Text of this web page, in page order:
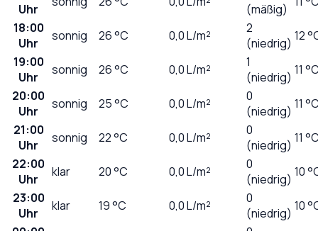
Uhr
(mäßig)
18:00
Uhr
sonnig 26°C 0,0L/m²
2
(niedrig) 12
19:00
Uhr
sonnig 26°C 0,0L/m²
1
(niedrig) 11
20:00
Uhr
sonnig 25°C 0,0L/m²
0
(niedrig) 11
21:00
Uhr
sonnig 22°C 0,0L/m²
0
(niedrig) 11
22:00
Uhr
klar 20°C 0,0L/m²
0
(niedrig) 10
23:00
Uhr
klar 19°C 0,0L/m²
0
(niedrig) 10